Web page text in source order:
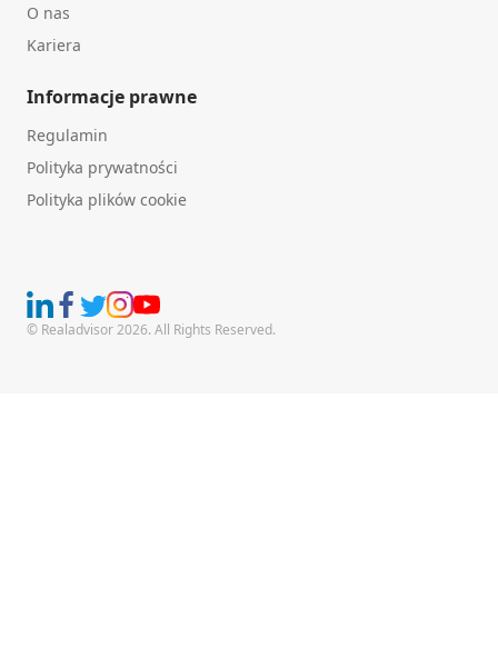
O nas
Kariera
Informacje prawne
Regulamin
Polityka prywatności
Polityka plików cookie
© Realadvisor 2026. All Rights Reserved.